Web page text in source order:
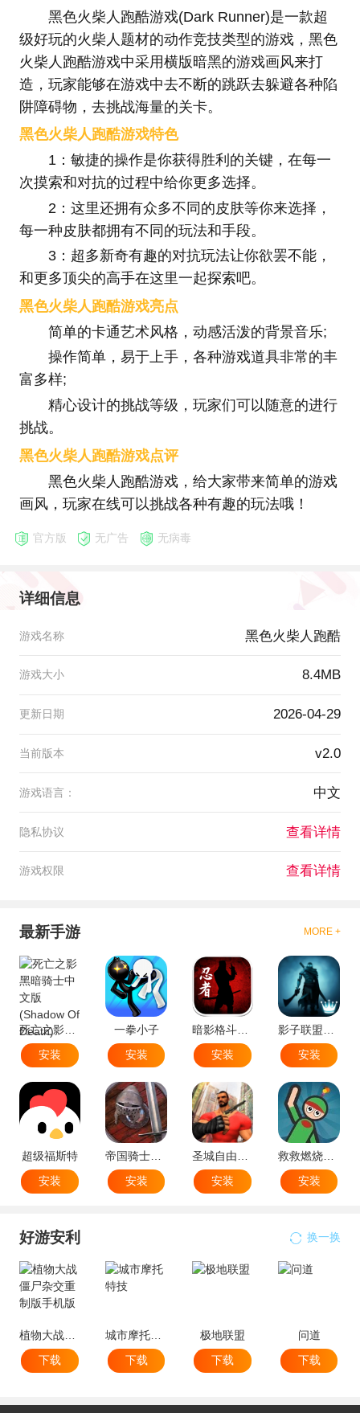
黑色火柴人跑酷游戏(Dark Runner)是一款超
级好玩的火柴人题材的动作竞技类型的游戏，黑色
火柴人跑酷游戏中采用横版暗黑的游戏画风来打
造，玩家能够在游戏中去不断的跳跃去躲避各种陷
阱障碍物，去挑战海量的关卡。
黑色火柴人跑酷游戏特色
1：敏捷的操作是你获得胜利的关键，在每一
次摸索和对抗的过程中给你更多选择。
2：这里还拥有众多不同的皮肤等你来选择，
每一种皮肤都拥有不同的玩法和手段。
3：超多新奇有趣的对抗玩法让你欲罢不能，
和更多顶尖的高手在这里一起探索吧。
黑色火柴人跑酷游戏亮点
简单的卡通艺术风格，动感活泼的背景音乐;
操作简单，易于上手，各种游戏道具非常的丰
富多样;
精心设计的挑战等级，玩家们可以随意的进行
挑战。
黑色火柴人跑酷游戏点评
黑色火柴人跑酷游戏，给大家带来简单的游戏
画风，玩家在线可以挑战各种有趣的玩法哦！
官方版 无广告 无病毒
详细信息
游戏名称 黑色火柴人跑酷
游戏大小 8.4MB
更新日期 2026-04-29
当前版本 v2.0
游戏语言： 中文
隐私协议 查看详情
游戏权限 查看详情
最新手游 MORE +
死亡之影黑暗骑士中文版(Shadow Of Death)
安装
一拳小子
安装
暗影格斗忍者世界
安装
影子联盟忍者搏击
安装
超级福斯特
安装
帝国骑士之战
安装
圣城自由驰骋
安装
救救燃烧的火柴人
安装
好游安利 换一换
植物大战僵尸杂交重制版手机版
下载
下载
极地联盟
下载
问道
下载